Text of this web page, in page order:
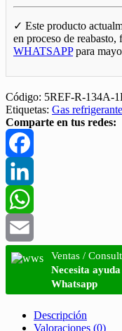
✓ Este producto
en proceso de
WHATSAPPpara
Código: 5REF-R-134A-
Etiquetas: Gas refrigerante
Comparte en tus redes:
Facebook
LinkedIn
WhatsApp
Email
Ventas /
Necesita
Whatsapp
Descripción
Valoraciones (0)